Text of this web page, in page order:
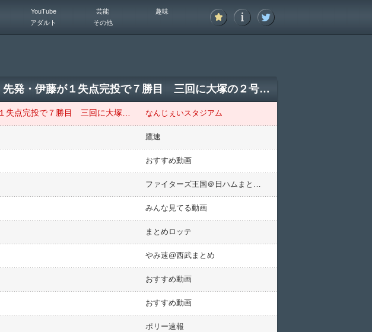
YouTube 芸能
趣味
アダルト その他
【日本ハム対DeNA1回戦】日本ハム 今季初５連勝で最多貯金３ 先発・伊藤が１失点完投で７勝目 三回に大塚の２号３ランなどで一挙４点
なんじぇいスタジアム
鷹速
おすすめ動画
ファイターズ王国＠日ハムまとめブログ
みんな見てる動画
まとめロッテ
やみ速@西武まとめ
おすすめ動画
おすすめ動画
ポリー速報